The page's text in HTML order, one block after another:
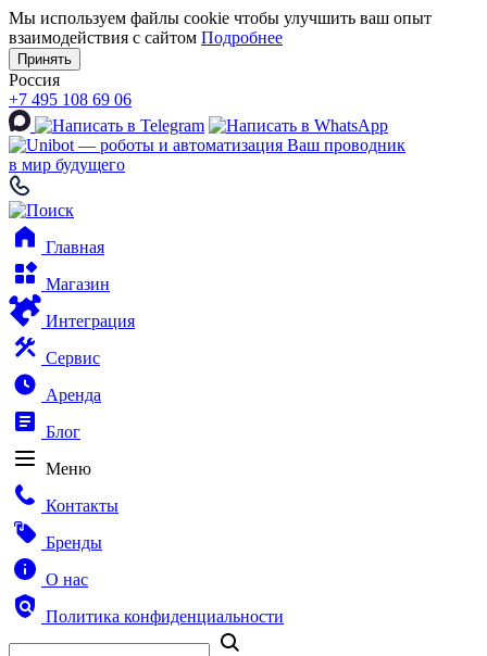
Мы используем файлы cookie чтобы улучшить ваш опыт
взаимодействия с сайтом Подробнее
Принять
Россия
+7 495 108 69 06
Ваш проводник
в мир будущего
Главная
Магазин
Интеграция
Сервис
Аренда
Блог
Меню
Контакты
Бренды
О нас
Политика конфиденциальности